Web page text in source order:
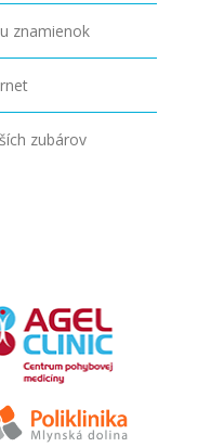
znamienok
zubárov